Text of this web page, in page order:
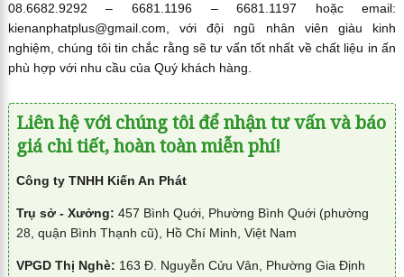
08.6682.9292 – 6681.1196 – 6681.1197 hoặc email:
kienanphatplus@gmail.com, với đội ngũ nhân viên giàu kinh
nghiệm, chúng tôi tin chắc rằng sẽ tư vấn tốt nhất về chất liệu in ấn
phù hợp với nhu cầu của Quý khách hàng.
Liên hệ với chúng tôi để nhận tư vấn và báo
giá chi tiết, hoàn toàn miễn phí!
Công ty TNHH Kiến An Phát
Trụ sở - Xưởng: 457 Bình Quới, Phường Bình Quới (phường
28, quận Bình Thạnh cũ), Hồ Chí Minh, Việt Nam
VPGD Thị Nghè: 163 Đ. Nguyễn Cửu Vân, Phường Gia Định